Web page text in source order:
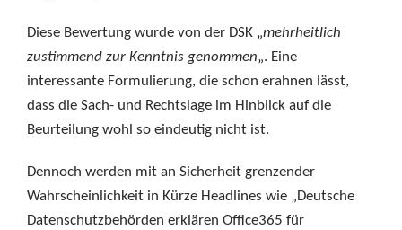
Diese Bewertung wurde von der DSK „mehrheitlich
zustimmend zur Kenntnis genommen„. Eine
interessante Formulierung, die schon erahnen lässt,
dass die Sach- und Rechtslage im Hinblick auf die
Beurteilung wohl so eindeutig nicht ist.
Dennoch werden mit an Sicherheit grenzender
Wahrscheinlichkeit in Kürze Headlines wie „Deutsche
Datenschutzbehörden erklären Office365 für